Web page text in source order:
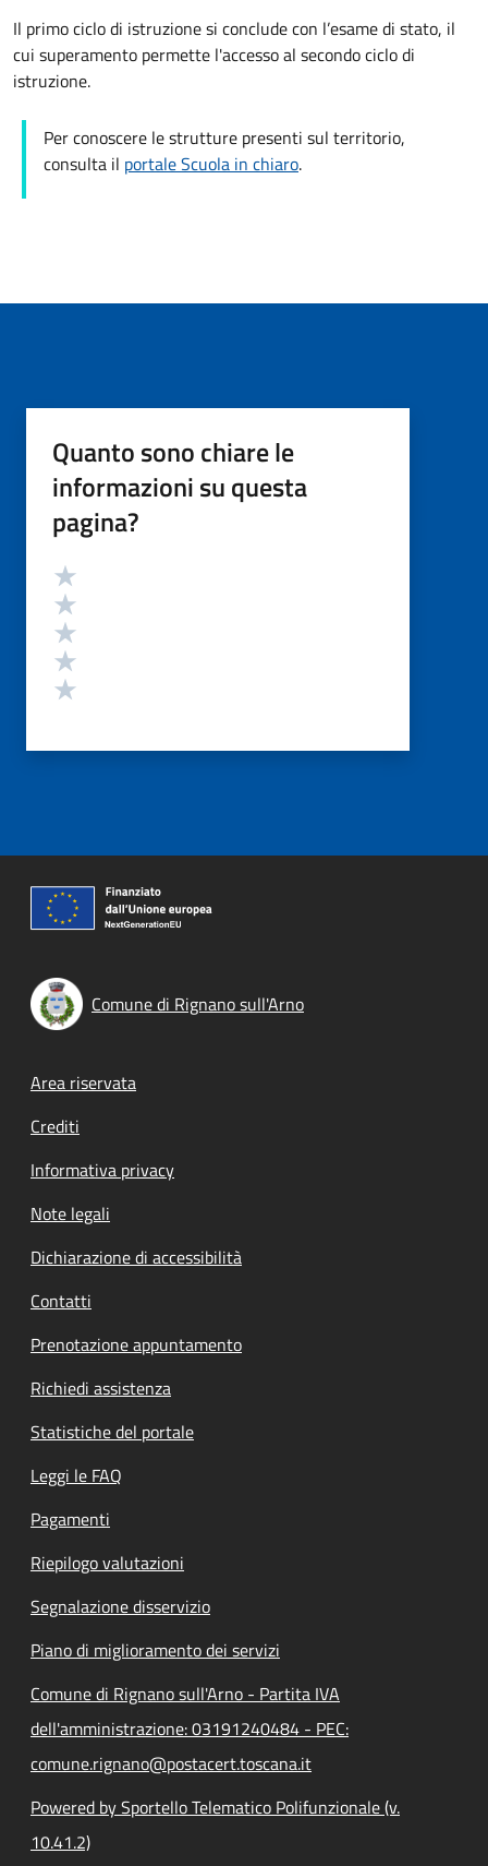
Il primo ciclo di istruzione si conclude con l’esame di stato, il
cui superamento permette l'accesso al secondo ciclo di
istruzione.
Per conoscere le strutture presenti sul territorio,
consulta il portale Scuola in chiaro.
Quanto sono chiare le
informazioni su questa
pagina?
Valutazione
Comune di Rignano sull'Arno
Footer menu
Area riservata
Crediti
Informativa privacy
Note legali
Dichiarazione di accessibilità
Contatti
Prenotazione appuntamento
Richiedi assistenza
Statistiche del portale
Leggi le FAQ
Pagamenti
Riepilogo valutazioni
Segnalazione disservizio
Piano di miglioramento dei servizi
Comune di Rignano sull'Arno - Partita IVA
dell'amministrazione: 03191240484 - PEC:
comune.rignano@postacert.toscana.it
Powered by Sportello Telematico Polifunzionale (v.
10.41.2)